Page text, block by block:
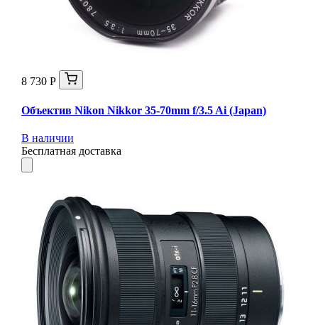
8 730 Р
Объектив Nikon Nikkor 35-70mm f/3.5 Ai (Japan)
В наличии
Бесплатная доставка